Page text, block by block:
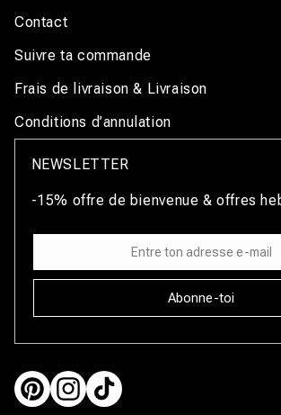
Contact
Suivre ta commande
Frais de livraison & Livraison
Conditions d’annulation
NEWSLETTER
-15% offre de bienvenue & offres
Abonne-toi
PinterestInstagramTikTok